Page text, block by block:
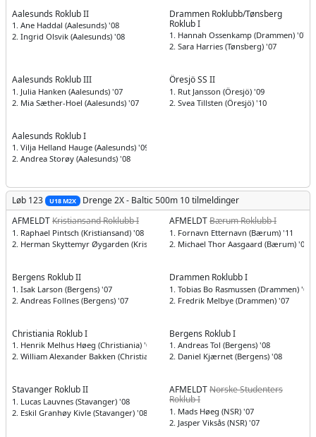
Aalesunds Roklub II
1. Ane Haddal (Aalesunds) '08
2. Ingrid Olsvik (Aalesunds) '08
Drammen Roklubb/Tønsberg
Roklub I
1. Hannah Ossenkamp (Drammen) '07
2. Sara Harries (Tønsberg) '07
Aalesunds Roklub III
1. Julia Hanken (Aalesunds) '07
2. Mia Sæther-Hoel (Aalesunds) '07
Öresjö SS II
1. Rut Jansson (Öresjö) '09
2. Svea Tillsten (Öresjö) '10
Aalesunds Roklub I
1. Vilja Helland Hauge (Aalesunds) '09
2. Andrea Storøy (Aalesunds) '08
Løb 123 U18 M2X Drenge2X - Baltic 500m 10 tilmeldinger
AFMELDTKristiansand Roklubb I
1. Raphael Pintsch (Kristiansand) '08
2. Herman Skyttemyr Øygarden (Kristiansand) '08
AFMELDTBærum Roklubb I
1. Fornavn Etternavn (Bærum) '11
2. Michael Thor Aasgaard (Bærum) '07
Bergens Roklub II
1. Isak Larson (Bergens) '07
2. Andreas Follnes (Bergens) '07
Drammen Roklubb I
1. Tobias Bo Rasmussen (Drammen) '07
2. Fredrik Melbye (Drammen) '07
Christiania Roklub I
1. Henrik Melhus Høeg (Christiania) '07
2. William Alexander Bakken (Christiania) '07
Bergens Roklub I
1. Andreas Tol (Bergens) '08
2. Daniel Kjærnet (Bergens) '08
Stavanger Roklub II
1. Lucas Lauvnes (Stavanger) '08
2. Eskil Granhøy Kivle (Stavanger) '08
AFMELDTNorske Studenters
Roklub I
1. Mads Høeg (NSR) '07
2. Jasper Viksås (NSR) '07